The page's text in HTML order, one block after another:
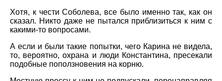
Хотя, к чести Соболева, все было именно так, как он
сказал. Никто даже не пытался приблизиться к ним с
какими-то вопросами.
А если и были такие попытки, чего Карина не видела,
то, вероятно, охрана и люди Константина, пресекали
подобные поползновения на корню.